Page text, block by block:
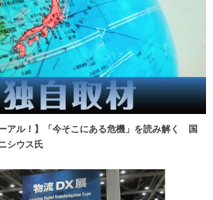
アル！】「今そこにある危機」を読み解く 国
シウス氏